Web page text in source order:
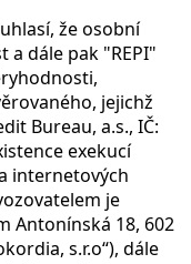
že osobní
a dále pak "REPI"
jejichž
Bureau, a.s., IČ:
exekucí
internetových
je
Antonínská 18, 602
s.r.o“), dále